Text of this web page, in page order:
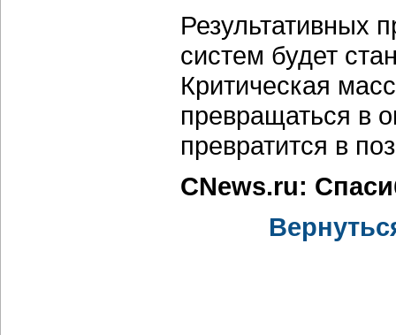
Результативных
систем будет
Критическая
превращаться в
превратится в
CNews.ru: